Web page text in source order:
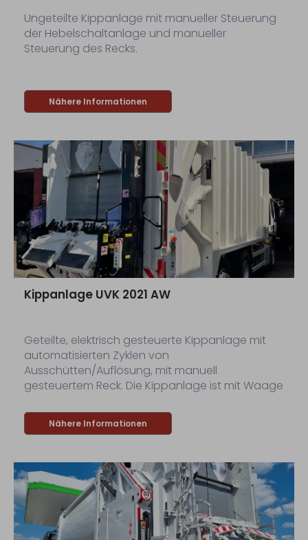
Ungeteilte Kippanlage mit manueller Steuerung
der Hebelschaltanlage und manueller
Steuerung des Recks.
Nähere Informationen
Kippanlage UVK 2021 AW
Geteilte, elektrisch gesteuerte Kippanlage mit
automatisierten Zyklen von
Ausschütten/Auflösung, mit manuell
gesteuertem Reck. Die Kippanlage ist mit Waage
(Dynamische Waage) ausgestattet.
Nähere Informationen